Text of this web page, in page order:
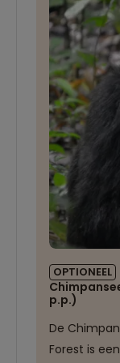
om lekker te
OPTIONEEL
p.p.)
De
Forest is